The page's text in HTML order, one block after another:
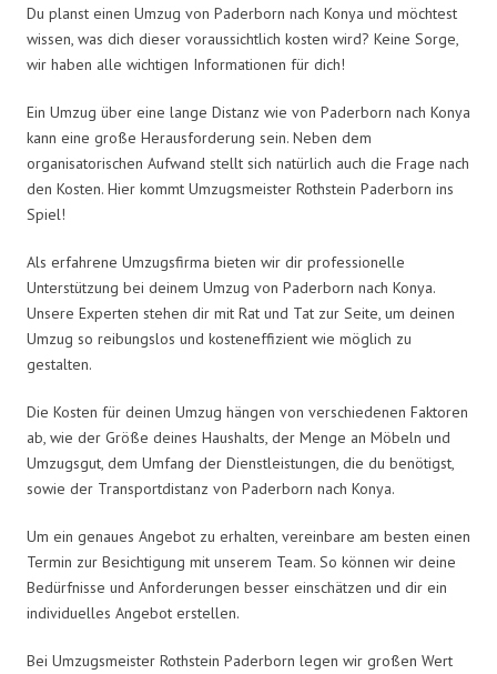
Du planst einen Umzug von Paderborn nach Konya und möchtest
wissen, was dich dieser voraussichtlich kosten wird? Keine Sorge,
wir haben alle wichtigen Informationen für dich!
Ein Umzug über eine lange Distanz wie von Paderborn nach Konya
kann eine große Herausforderung sein. Neben dem
organisatorischen Aufwand stellt sich natürlich auch die Frage nach
den Kosten. Hier kommt Umzugsmeister Rothstein Paderborn ins
Spiel!
Als erfahrene Umzugsfirma bieten wir dir professionelle
Unterstützung bei deinem Umzug von Paderborn nach Konya.
Unsere Experten stehen dir mit Rat und Tat zur Seite, um deinen
Umzug so reibungslos und kosteneffizient wie möglich zu
gestalten.
Die Kosten für deinen Umzug hängen von verschiedenen Faktoren
ab, wie der Größe deines Haushalts, der Menge an Möbeln und
Umzugsgut, dem Umfang der Dienstleistungen, die du benötigst,
sowie der Transportdistanz von Paderborn nach Konya.
Um ein genaues Angebot zu erhalten, vereinbare am besten einen
Termin zur Besichtigung mit unserem Team. So können wir deine
Bedürfnisse und Anforderungen besser einschätzen und dir ein
individuelles Angebot erstellen.
Bei Umzugsmeister Rothstein Paderborn legen wir großen Wert